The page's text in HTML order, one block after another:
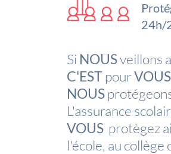
24h/
Si NOUSveillons
C'EST pourVOUS
NOUS
L'assurance
VOUS protègez
l'école, au collège